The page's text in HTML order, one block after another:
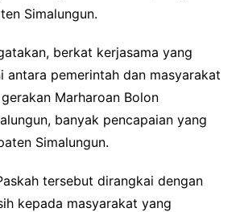
Simalungun.
berkat kerjasama yang
antara pemerintah dan masyarakat
Marharoan Bolon
banyak pencapaian yang
Simalungun.
tersebut dirangkai dengan
kepada masyarakat yang